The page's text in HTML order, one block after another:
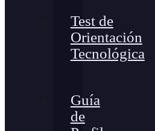
Test de
Orientación
Tecnológica
Guía
de